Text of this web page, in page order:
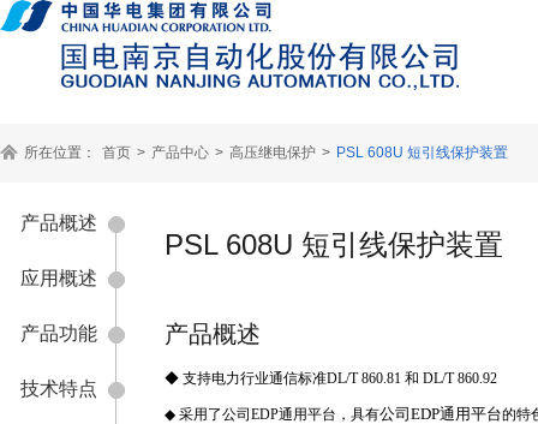
所在位置： 首页 > 产品中心 > 高压继电保护 > PSL 608U 短引线保护装置
产品概述
应用概述
产品功能
技术特点
PSL 608U 短引线保护装置
产品概述
◆ 支持电力行业通信标准DL/T 860.81 和 DL/T 860.92
◆ 采用了公司EDP通用平台，具有公司EDP通用平台的特